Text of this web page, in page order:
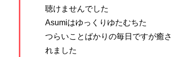
聴けませんでした
Asumiはゆっくりゆたむちた
つらいことばかりの毎日ですが癒さ
れました